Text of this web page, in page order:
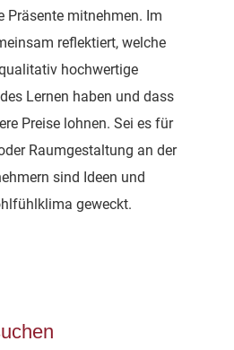
Präsente mitnehmen. Im
reflektiert, welche
hochwertige
Lernen haben und dass
Preise lohnen. Sei es für
Raumgestaltung an der
sind Ideen und
geweckt.